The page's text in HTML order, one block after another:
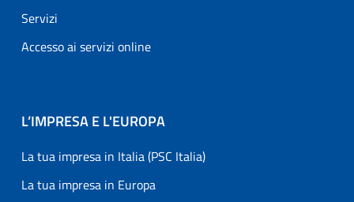
Servizi
Accesso ai servizi online
L’IMPRESA E L'EUROPA
La tua impresa in Italia (PSC Italia)
La tua impresa in Europa